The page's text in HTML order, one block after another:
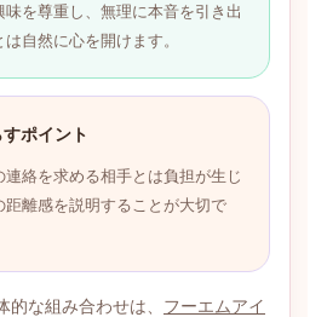
を尊重し、無理に本音を引き出
自然に心を開けます。
ポイント
連絡を求める相手とは負担が生じ
距離感を説明することが大切で
な組み合わせは、 フーエムアイ